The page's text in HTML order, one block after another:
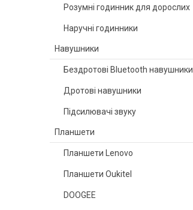
Розумні годинник для дорослих
Наручні годинники
Навушники
Бездротові Bluetooth навушники
Дротові навушники
Підсилювачі звуку
Планшети
Планшети Lenovo
Планшети Oukitel
DOOGEE